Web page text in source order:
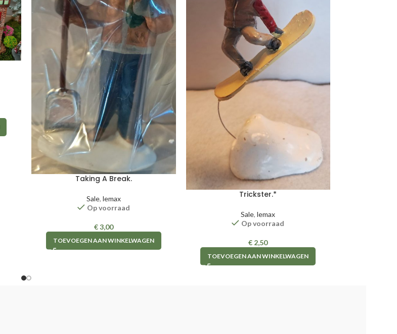
Taking A Break.
Sale, lemax
Op voorraad
€3,00
TOEVOEGEN AAN WINKELWAGEN
Trickster.*
Sale,lemax
Op voorraad
€ 2,50
TOEVOEGEN AAN WINKELWAGEN